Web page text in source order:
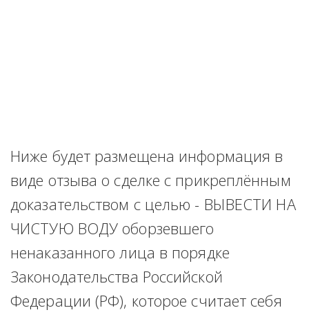
Ниже будет размещена информация в
виде отзыва о сделке с прикреплённым
доказательством с целью - ВЫВЕСТИ НА
ЧИСТУЮ ВОДУ оборзевшего
ненаказанного лица в порядке
Законодательства Российской
Федерации (РФ), которое считает себя